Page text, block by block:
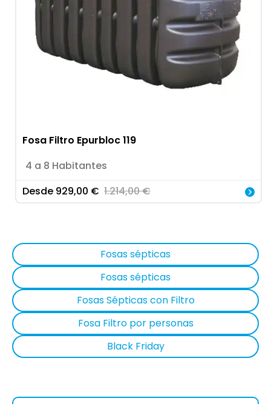
Fosa Filtro Epurbloc 119
4 a 8 Habitantes
Desde 929,00 € 1.214,00€
Fosas sépticas
Fosas sépticas
Fosas Sépticas con Filtro
Fosa Filtro por personas
Black Friday